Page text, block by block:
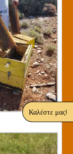
Καλέστε μας!